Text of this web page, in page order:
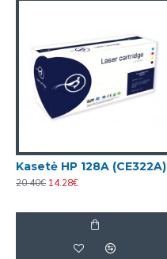
Kasetė HP 128A (CE322A)
20.40€ 14.28€